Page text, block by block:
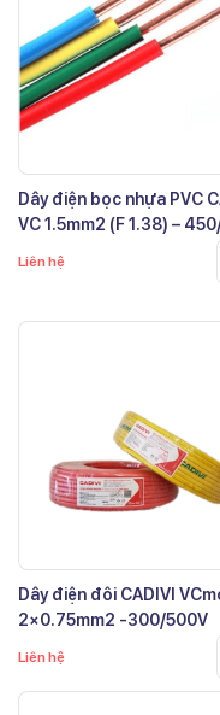
Dây điện bọc nhựa PVC
VC 1.5mm2 (F 1.38) –
Liên hệ
Dây điện đôi CADIVI
2×0.75mm2 -300/500V
Liên hệ